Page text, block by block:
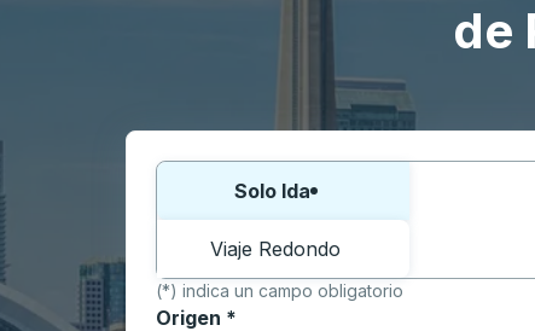
de
Elija una forma o viaje de ida y vuelta:
Solo Ida
Viaje Redondo
(*) indica un campo obligatorio
Origen *